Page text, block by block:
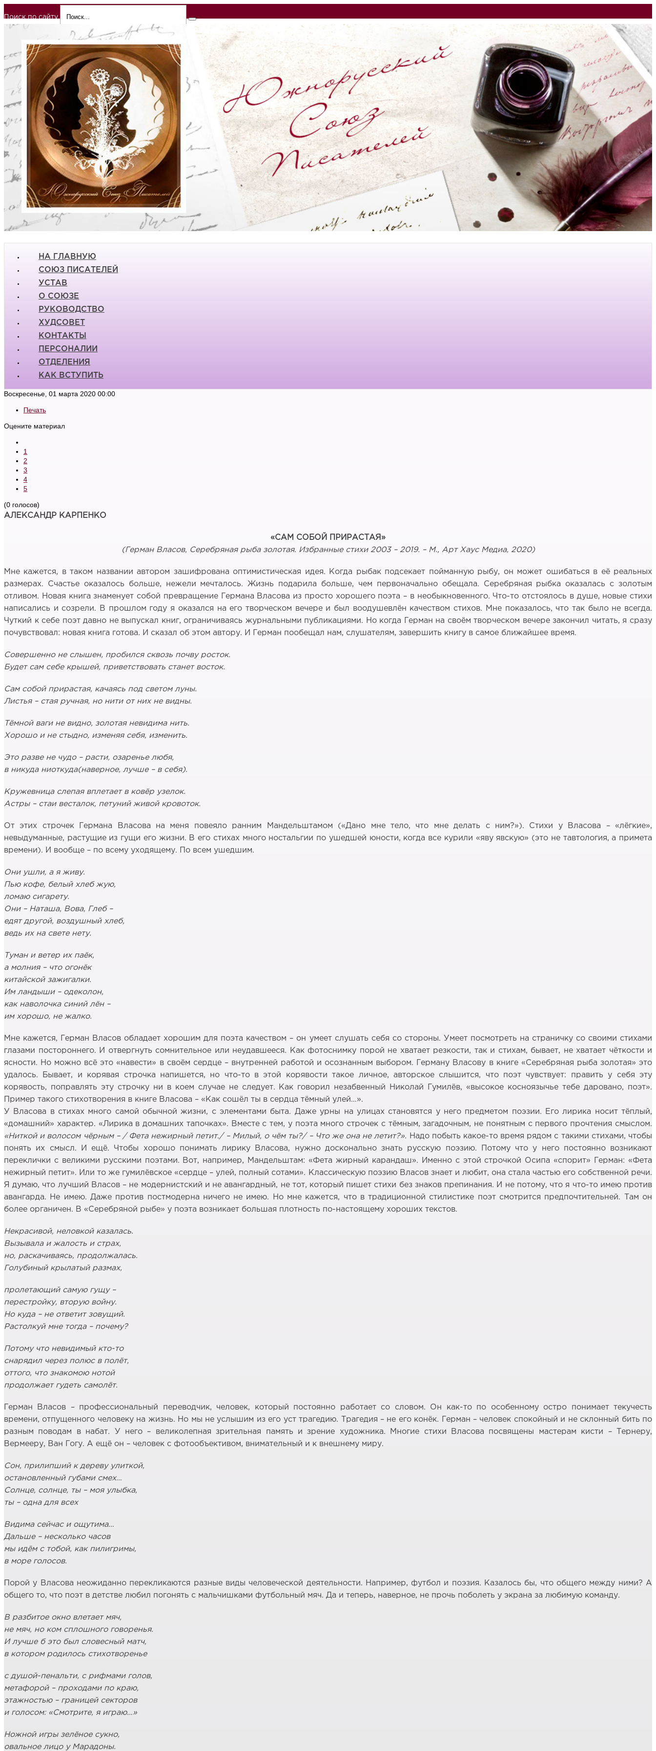
Поиск по сайту
НА ГЛАВНУЮ
СОЮЗ ПИСАТЕЛЕЙ
УСТАВ
О СОЮЗЕ
РУКОВОДСТВО
ХУДСОВЕТ
КОНТАКТЫ
ПЕРСОНАЛИИ
ОТДЕЛЕНИЯ
КАК ВСТУПИТЬ
Воскресенье, 01 марта 2020 00:00
Печать
Оцените материал
1
2
3
4
5
(0 голосов)
АЛЕКСАНДР КАРПЕНКО
«САМ СОБОЙ ПРИРАСТАЯ»
(Герман Власов, Серебряная рыба золотая. Избранные стихи 2003 – 2019. – М., Арт Хаус Медиа, 2020)
Мне кажется, в таком названии автором зашифрована оптимистическая идея. Когда рыбак подсекает пойманную рыбу, он может ошибаться в её реальных
размерах. Счастье оказалось больше, нежели мечталось. Жизнь подарила больше, чем первоначально обещала. Серебряная рыбка оказалась с золотым
отливом. Новая книга знаменует собой превращение Германа Власова из просто хорошего поэта – в необыкновенного. Что-то отстоялось в душе, новые стихи
написались и созрели. В прошлом году я оказался на его творческом вечере и был воодушевлён качеством стихов. Мне показалось, что так было не всегда.
Чуткий к себе поэт давно не выпускал книг, ограничиваясь журнальными публикациями. Но когда Герман на своём творческом вечере закончил читать, я сразу
почувствовал: новая книга готова. И сказал об этом автору. И Герман пообещал нам, слушателям, завершить книгу в самое ближайшее время.
Совершенно не слышен, пробился сквозь почву росток.
Будет сам себе крышей, приветствовать станет восток.
Сам собой прирастая, качаясь под светом луны.
Листья – стая ручная, но нити от них не видны.
Тёмной ваги не видно, золотая невидима нить.
Хорошо и не стыдно, изменяя себя, изменить.
Это разве не чудо – расти, озаренье любя,
в никуда ниоткуда(наверное, лучше – в себя).
Кружевница слепая вплетает в ковёр узелок.
Астры – стаи весталок, петуний живой кровоток.
От этих строчек Германа Власова на меня повеяло ранним Мандельштамом («Дано мне тело, что мне делать с ним?»). Стихи у Власова – «лёгкие»,
невыдуманные, растущие из гущи его жизни. В его стихах много ностальгии по ушедшей юности, когда все курили «яву явскую» (это не тавтология, а примета
времени). И вообще – по всему уходящему. По всем ушедшим.
Они ушли, а я живу.
Пью кофе, белый хлеб жую,
ломаю сигарету.
Они – Наташа, Вова, Глеб –
едят другой, воздушный хлеб,
ведь их на свете нету.
Туман и ветер их паёк,
а молния – что огонёк
китайской зажигалки.
Им ландыши – одеколон,
как наволочка синий лён –
им хорошо, не жалко.
Мне кажется, Герман Власов обладает хорошим для поэта качеством – он умеет слушать себя со стороны. Умеет посмотреть на страничку со своими стихами
глазами постороннего. И отвергнуть сомнительное или неудавшееся. Как фотоснимку порой не хватает резкости, так и стихам, бывает, не хватает чёткости и
ясности. Но можно всё это «навести» в своём сердце – внутренней работой и осознанным выбором. Герману Власову в книге «Серебряная рыба золотая» это
удалось. Бывает, и корявая строчка напишется, но что-то в этой корявости такое личное, авторское слышится, что поэт чувствует: править у себя эту
корявость, поправлять эту строчку ни в коем случае не следует. Как говорил незабвенный Николай Гумилёв, «высокое косноязычье тебе даровано, поэт».
Пример такого стихотворения в книге Власова – «Как сошёл ты в сердца тёмный улей…».
У Власова в стихах много самой обычной жизни, с элементами быта. Даже урны на улицах становятся у него предметом поэзии. Его лирика носит тёплый,
«домашний» характер. «Лирика в домашних тапочках». Вместе с тем, у поэта много строчек с тёмным, загадочным, не понятным с первого прочтения смыслом.
«Ниткой и волосом чёрным – / Фета нежирный петит./ – Милый, о чём ты?/ – Что же она не летит?». Надо побыть какое-то время рядом с такими стихами, чтобы
понять их смысл. И ещё. Чтобы хорошо понимать лирику Власова, нужно досконально знать русскую поэзию. Потому что у него постоянно возникают
переклички с великими русскими поэтами. Вот, например, Мандельштам: «Фета жирный карандаш». Именно с этой строчкой Осипа «спорит» Герман: «Фета
нежирный петит». Или то же гумилёвское «сердце – улей, полный сотами». Классическую поэзию Власов знает и любит, она стала частью его собственной речи.
Я думаю, что лучший Власов – не модернистский и не авангардный, не тот, который пишет стихи без знаков препинания. И не потому, что я что-то имею против
авангарда. Не имею. Даже против постмодерна ничего не имею. Но мне кажется, что в традиционной стилистике поэт смотрится предпочтительней. Там он
более органичен. В «Серебряной рыбе» у поэта возникает большая плотность по-настоящему хороших текстов.
Некрасивой, неловкой казалась.
Вызывала и жалость и страх,
но, раскачиваясь, продолжалась.
Голубиный крылатый размах,
пролетающий самую гущу –
перестройку, вторую войну.
Но куда – не ответит зовущий.
Растолкуй мне тогда – почему?
Потому что невидимый кто-то
снарядил через полюс в полёт,
оттого, что знакомою нотой
продолжает гудеть самолёт.
Герман Власов – профессиональный переводчик, человек, который постоянно работает со словом. Он как-то по особенному остро понимает текучесть
времени, отпущенного человеку на жизнь. Но мы не услышим из его уст трагедию. Трагедия – не его конёк. Герман – человек спокойный и не склонный бить по
разным поводам в набат. У него – великолепная зрительная память и зрение художника. Многие стихи Власова посвящены мастерам кисти – Тернеру,
Вермееру, Ван Гогу. А ещё он – человек с фотообъективом, внимательный и к внешнему миру.
Сон, прилипший к дереву улиткой,
остановленный губами смех…
Солнце, солнце, ты – моя улыбка,
ты – одна для всех
Видима сейчас и ощутима…
Дальше – несколько часов
мы идём с тобой, как пилигримы,
в море голосов.
Порой у Власова неожиданно перекликаются разные виды человеческой деятельности. Например, футбол и поэзия. Казалось бы, что общего между ними? А
общего то, что поэт в детстве любил погонять с мальчишками футбольный мяч. Да и теперь, наверное, не прочь поболеть у экрана за любимую команду.
В разбитое окно влетает мяч,
не мяч, но ком сплошного говоренья.
И лучше б это был словесный матч,
в котором родилось стихотворенье
с душой-пенальти, с рифмами голов,
метафорой – проходами по краю,
этажностью – границей секторов
и голосом: «Смотрите, я играю…»
Ножной игры зелёное сукно,
овальное лицо у Марадоны.